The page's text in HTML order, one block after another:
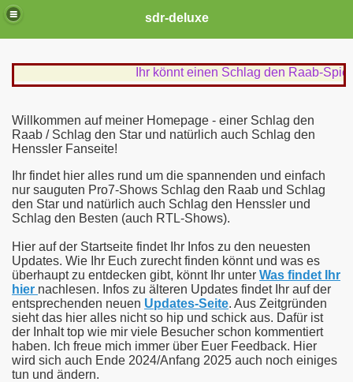
sdr-deluxe
Ihr könnt einen Schlag den Raab-
Willkommen auf meiner Homepage - einer Schlag den
Raab / Schlag den Star und natürlich auch Schlag den
Henssler Fanseite!
Ihr findet hier alles rund um die spannenden und einfach
nur sauguten Pro7-Shows Schlag den Raab und Schlag
den Star und natürlich auch Schlag den Henssler und
Schlag den Besten (auch RTL-Shows).
Hier auf der Startseite findet Ihr Infos zu den neuesten
Updates. Wie Ihr Euch zurecht finden könnt und was es
überhaupt zu entdecken gibt, könnt Ihr unter Was findet Ihr
hier nachlesen. Infos zu älteren Updates findet Ihr auf der
entsprechenden neuen Updates-Seite. Aus Zeitgründen
sieht das hier alles nicht so hip und schick aus. Dafür ist
der Inhalt top wie mir viele Besucher schon kommentiert
haben. Ich freue mich immer über Euer Feedback. Hier
wird sich auch Ende 2024/Anfang 2025 auch noch einiges
tun und ändern.